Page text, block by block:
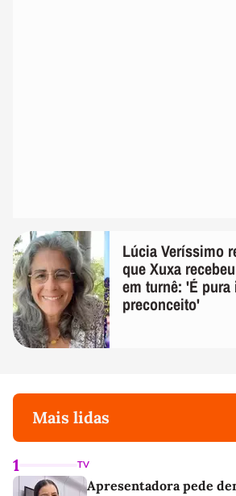
Lúcia Veríssimo
que Xuxa
em turnê: 'É pura
preconceito'
Mais lidas
1 TV
Apresentadora pede